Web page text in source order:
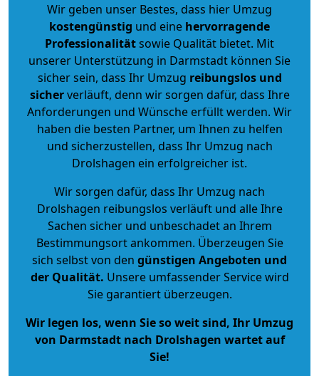
Wir geben unser Bestes, dass hier Umzug
kostengünstig und eine hervorragende
Professionalitätsowie Qualität bietet. Mit
unserer Unterstützung in Darmstadt können Sie
sicher sein, dass Ihr Umzug reibungslos und
sicherverläuft, denn wir sorgen dafür, dass Ihre
Anforderungen und Wünsche erfüllt werden. Wir
haben die besten Partner, um Ihnen zu helfen
und sicherzustellen, dass Ihr Umzug nach
Drolshagen ein erfolgreicher ist.
Wir sorgen dafür, dass Ihr Umzug nach
Drolshagen reibungslos verläuft und alle Ihre
Sachen sicher und unbeschadet an Ihrem
Bestimmungsort ankommen. Überzeugen Sie
sich selbst von den günstigen Angeboten und
der Qualität. Unsere umfassender Service wird
Sie garantiert überzeugen.
Wir legen los, wenn Sie so weit sind, Ihr Umzug
von Darmstadt nach Drolshagen wartet auf
Sie!